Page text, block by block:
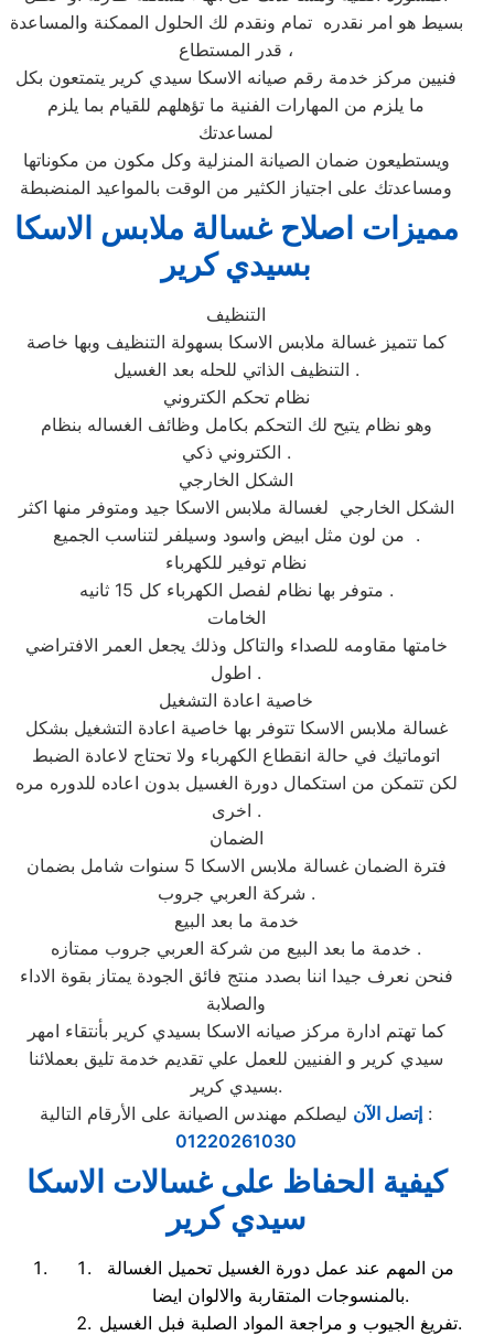
بسيط هو امر نقدره تمام ونقدم لك الحلول الممكنة والمساعدة
قدر المستطاع ،
فنيين مركز خدمة رقم صيانه الاسكا سيدي كرير يتمتعون بكل
ما يلزم من المهارات الفنية ما تؤهلهم للقيام بما يلزم
لمساعدتك
ويستطيعون ضمان الصيانة المنزلية وكل مكون من مكوناتها
ومساعدتك على اجتياز الكثير من الوقت بالمواعيد المنضبطة
مميزات اصلاح غسالة ملابس الاسكا
بسيدي كرير
التنظيف
كما تتميز غسالة ملابس الاسكا بسهولة التنظيف وبها خاصة
التنظيف الذاتي للحله بعد الغسيل .
نظام تحكم الكتروني
وهو نظام يتيح لك التحكم بكامل وظائف الغساله بنظام
الكتروني ذكي .
الشكل الخارجي
الشكل الخارجي لغسالة ملابس الاسكا جيد ومتوفر منها اكثر
من لون مثل ابيض واسود وسيلفر لتناسب الجميع .
نظام توفير للكهرباء
متوفر بها نظام لفصل الكهرباء كل 15 ثانيه .
الخامات
خامتها مقاومه للصداء والتاكل وذلك يجعل العمر الافتراضي
اطول .
خاصية اعادة التشغيل
غسالة ملابس الاسكا تتوفر بها خاصية اعادة التشغيل بشكل
اتوماتيك في حالة انقطاع الكهرباء ولا تحتاج لاعادة الضبط
لكن تتمكن من استكمال دورة الغسيل بدون اعاده للدوره مره
اخرى .
الضمان
فترة الضمان غسالة ملابس الاسكا 5 سنوات شامل بضمان
شركة العربي جروب .
خدمة ما بعد البيع
خدمة ما بعد البيع من شركة العربي جروب ممتازه .
فنحن نعرف جيدا اننا بصدد منتج فائق الجودة يمتاز بقوة الاداء
والصلابة
كما تهتم ادارة مركز صيانه الاسكا بسيدي كرير بأنتقاء امهر
سيدي كرير و الفنيين للعمل علي تقديم خدمة تليق بعملائنا
بسيدي كرير.
إتصل الآن ليصلكم مهندس الصيانة على الأرقام التالية :
01220261030
كيفية الحفاظ على غسالات الاسكا
سيدي كرير
من المهم عند عمل دورة الغسيل تحميل الغسالة
بالمنسوجات المتقاربة والالوان ايضا.
تفريغ الجيوب و مراجعة المواد الصلبة فبل الغسيل.